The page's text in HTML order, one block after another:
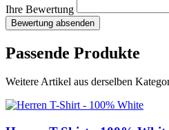
Ihre Bewertung
Bewertung absenden
Passende Produkte
Weitere Artikel aus derselben